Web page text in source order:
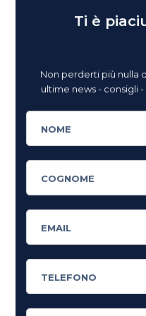
Ti è
Non perderti più nulla
ultime news - consigli